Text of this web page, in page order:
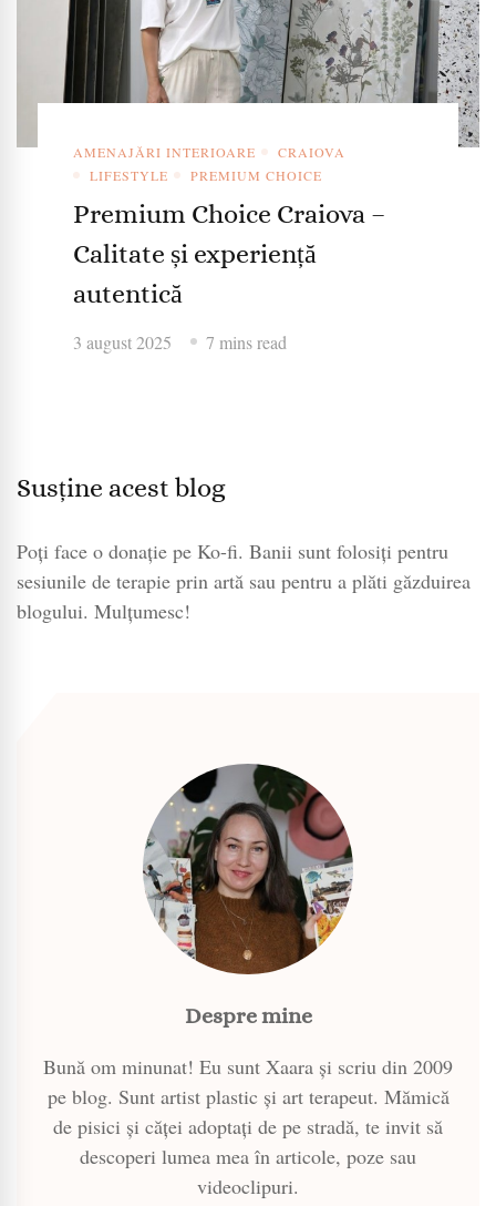
AMENAJĂRI INTERIOARE
CRAIOVA
LIFESTYLE
PREMIUM CHOICE
Premium Choice Craiova –
Calitate și experiență
autentică
3 august 2025 7 mins read
Susține acest blog
Poți face o donație pe Ko-fi. Banii sunt folosiți pentru
sesiunile de terapie prin artă sau pentru a plăti găzduirea
blogului. Mulțumesc!
Despre mine
Bună om minunat! Eu sunt Xaara și scriu din 2009
pe blog. Sunt artist plastic și art terapeut. Mămică
de pisici și căței adoptați de pe stradă, te invit să
descoperi lumea mea în articole, poze sau
videoclipuri.